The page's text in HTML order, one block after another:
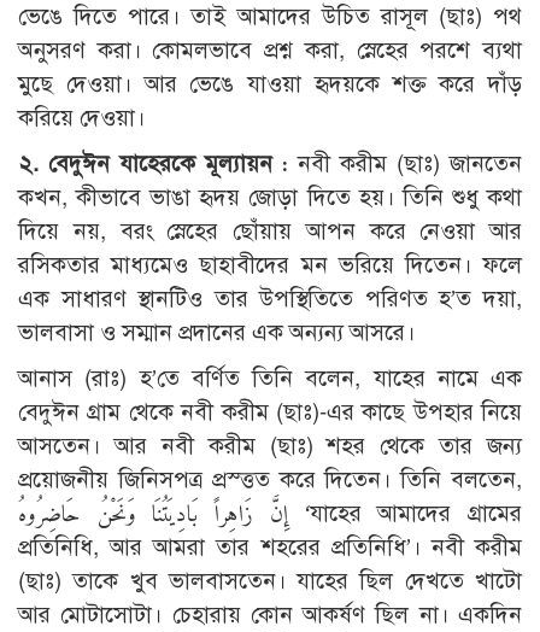
ভেঙে দিতে পারে। তাই আমাদের উচিত রাসূল (ছাঃ) পথ
অনুসরণ করা। কোমলভাবে প্রশ্ন করা, স্নেহের পরশে ব্যথা
মুছে দেওয়া। আর ভেঙে যাওয়া হৃদয়কে শক্ত করে দাঁড়
করিয়ে দেওয়া।
২. বেদুঈন যাহেরকে মূল্যায়ন :নবী করীম (ছাঃ) জানতেন
কখন, কীভাবে ভাঙা হৃদয় জোড়া দিতে হয়। তিনি শুধু কথা
দিয়ে নয়, বরং স্নেহের ছোঁয়ায় আপন করে নেওয়া আর
রসিকতার মাধ্যমেও ছাহাবীদের মন ভরিয়ে দিতেন। ফলে
এক সাধারণ স্থানটিও তার উপস্থিতিতে পরিণত হ’ত দয়া,
ভালবাসা ও সম্মান প্রদানের এক অন্যন্য আসরে।
আনাস (রাঃ) হ’তে বর্ণিত তিনি বলেন, যাহের নামে এক
বেদুঈন গ্রাম থেকে নবী করীম (ছাঃ)-এর কাছে উপহার নিয়ে
আসতেন। আর নবী করীম (ছাঃ) শহর থেকে তার জন্য
প্রয়োজনীয় জিনিসপত্র প্রস্ত্তত করে দিতেন। তিনি বলতেন,
إِنَّ زَاهِراً بَادِيَتُنَا وَنَحْنُ حَاضِرُوهُ ‘যাহের আমাদের গ্রামের
প্রতিনিধি, আর আমরা তার শহরের প্রতিনিধি’। নবী করীম
(ছাঃ) তাকে খুব ভালবাসতেন। যাহের ছিল দেখতে খাটো
আর মোটাসোটা। চেহারায় কোন আকর্ষণ ছিল না। একদিন